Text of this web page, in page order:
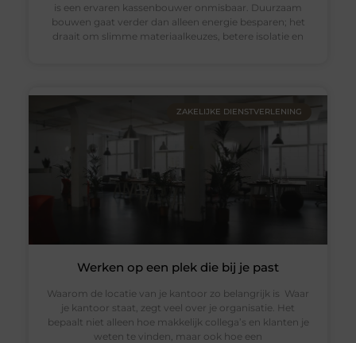
is een ervaren kassenbouwer onmisbaar. Duurzaam
bouwen gaat verder dan alleen energie besparen; het
draait om slimme materiaalkeuzes, betere isolatie en
ZAKELIJKE DIENSTVERLENING
Werken op een plek die bij je past
Waarom de locatie van je kantoor zo belangrijk is Waar
je kantoor staat, zegt veel over je organisatie. Het
bepaalt niet alleen hoe makkelijk collega’s en klanten je
weten te vinden, maar ook hoe een